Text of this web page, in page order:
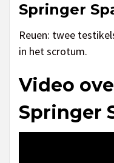
Springer
Reuen: twee
in het scrotum.
Video
Springer